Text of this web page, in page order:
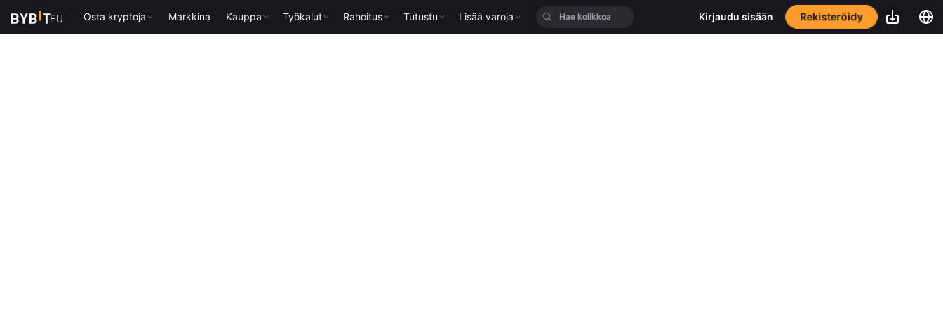
Osta kryptoja Markkina Kauppa Työkalut Rahoitus Tutustu Lisää varoja Kirjaudu sisään Rekisteröidy